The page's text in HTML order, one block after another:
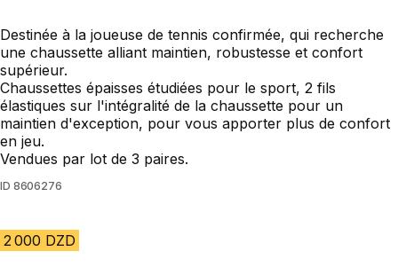
Destinée à la joueuse de tennis confirmée, qui recherche
une chaussette alliant maintien, robustesse et confort
supérieur.
Chaussettes épaisses étudiées pour le sport, 2 fils
élastiques sur l'intégralité de la chaussette pour un
maintien d'exception, pour vous apporter plus de confort
en jeu.
Vendues par lot de 3 paires.
ID 8606276
2 000 DZD